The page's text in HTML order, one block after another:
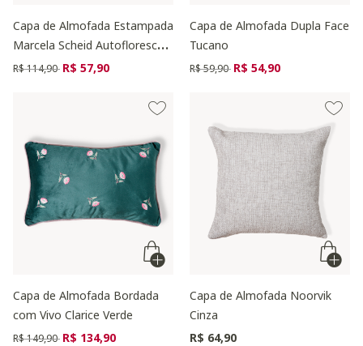
Capa de Almofada Estampada
Marcela Scheid Autoflorescer
Vermelha
Preço reduzido de
R$ 114,90 para
R$ 57,90
Capa de Almofada Dupla Face
Tucano
Preço reduzido de
R$ 59,90 para
R$ 54,90
Capa de Almofada Bordada
com Vivo Clarice Verde
Preço reduzido de
R$ 149,90 para
R$ 134,90
Capa de Almofada Noorvik
Cinza
R$ 64,90